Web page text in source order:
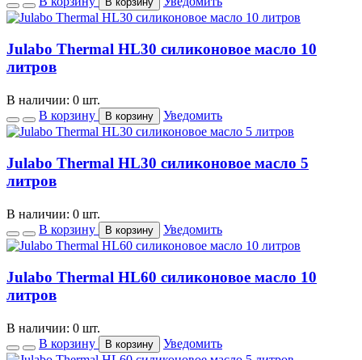
Julabo Thermal HL30 силиконовое масло 10
литров
В наличии: 0 шт.
В корзину
В корзину Уведомить
Julabo Thermal HL30 силиконовое масло 5
литров
В наличии: 0 шт.
В корзину
В корзину Уведомить
Julabo Thermal HL60 силиконовое масло 10
литров
В наличии: 0 шт.
В корзину
В корзину Уведомить